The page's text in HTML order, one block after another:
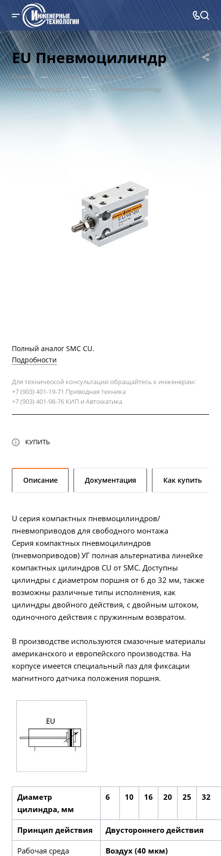
EU Пневмоцилиндр
Главная — Каталог — Пневматика —
Пневмоцилиндры E•MC — EU Пневмоцилиндр
Полный аналог SMC CU.
Подробности
Для технической консультации обращайтесь к инженерам:
+7 (903) 401-19-71 Приводная техника
+7 (903) 401-98-76 КИП и Автоматика
КУПИТЬ
Описание Документация Как купить
U серия компактных пневмоцилиндров/
пневмоприводов для свободного монтажа
Серия компактных пневмоцилиндров
(пневмоприводов) УГ полная альтернатива линейке
компактных цилиндров CU от SMC. Доступны
цилиндры с диаметром поршня от 6 до 32 мм, также
возможны различные типы исполнения, как
цилиндры двойного действия, с двойным штоком,
одиночного действия с пружинным возвратом.
В производстве используются смазочные материалы
американского и европейского производства. На
корпусе имеется специальный паз для фиксации
магнитного датчика положения поршня.
Диаметр
цилиндра, мм
6 10 16 20 25 32
Принцип действия Двустороннего действия
Рабочая среда
Воздух (40 мкм)